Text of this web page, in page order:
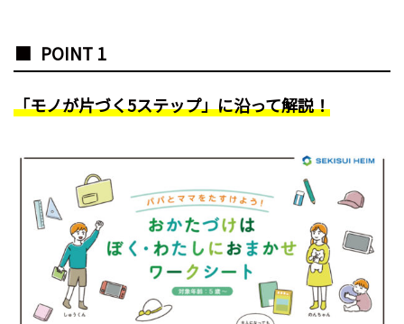
POINT 1
「モノが片づく5ステップ」に沿って解説！